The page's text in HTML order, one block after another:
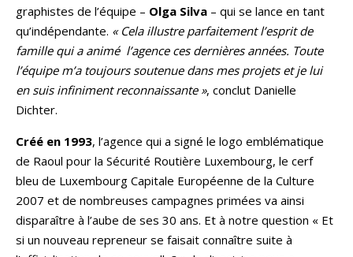
graphistes de l’équipe – Olga Silva – qui se lance en tant
qu’indépendante. « Cela illustre parfaitement l’esprit de
famille qui a animé l’agence ces dernières années. Toute
l’équipe m’a toujours soutenue dans mes projets et je lui
en suis infiniment reconnaissante », conclut Danielle
Dichter.
Créé en 1993, l’agence qui a signé le logo emblématique
de Raoul pour la Sécurité Routière Luxembourg, le cerf
bleu de Luxembourg Capitale Européenne de la Culture
2007 et de nombreuses campagnes primées va ainsi
disparaître à l’aube de ses 30 ans. Et à notre question « Et
si un nouveau repreneur se faisait connaître suite à